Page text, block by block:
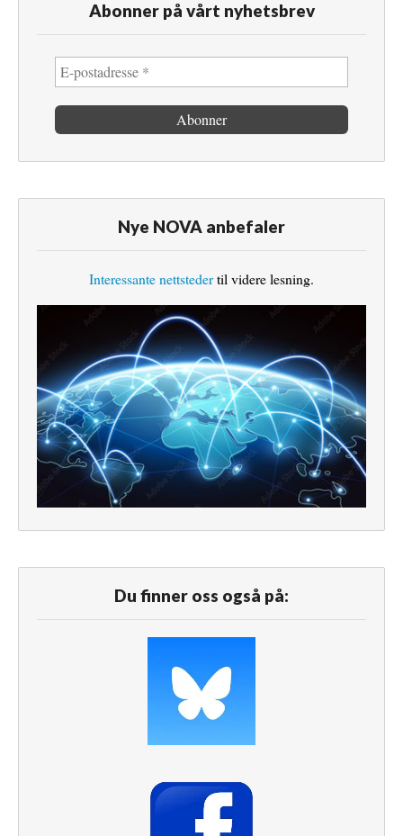
Abonner på vårt nyhetsbrev
Nye NOVA anbefaler
Interessante nettstedertil videre lesning.
Du finner oss også på: